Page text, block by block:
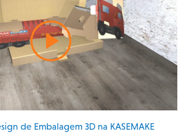
de Embalagem 3D na KASEMAKE